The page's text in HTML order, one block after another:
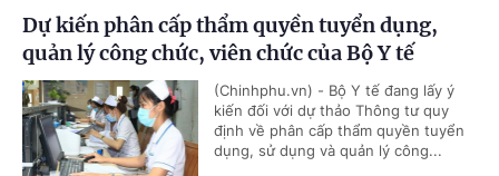
Dự kiến phân cấp thẩm quyền tuyển dụng,
quản lý công chức, viên chức của Bộ Y tế
(Chinhphu.vn) - Bộ Y tế đang lấy ý
kiến đối với dự thảo Thông tư quy
định về phân cấp thẩm quyền tuyển
dụng, sử dụng và quản lý công...